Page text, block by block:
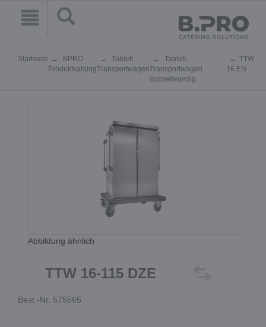
Startseite
BPRO
Produktkatalog
Tablett
Transportwagen
Tablett-
Transportwagen
doppelwandig
TTW
16 EN
Abbildung ähnlich
TTW 16-115 DZE
Best.-Nr. 575565